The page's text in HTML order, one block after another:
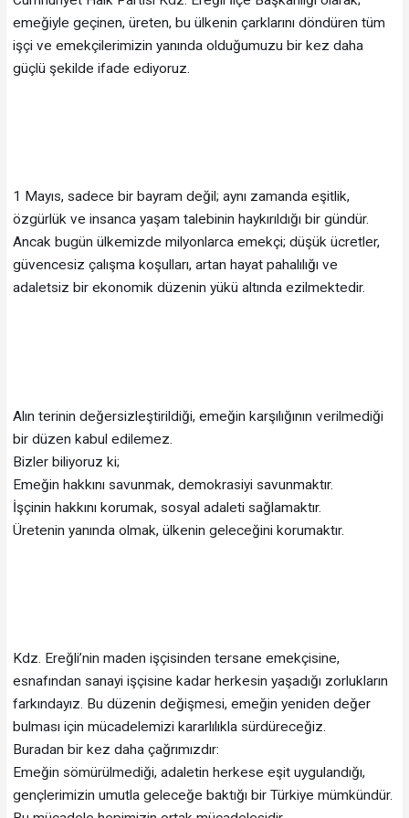
emeğiyle geçinen, üreten, bu ülkenin çarklarını döndüren tüm
işçi ve emekçilerimizin yanında olduğumuzu bir kez daha
güçlü şekilde ifade ediyoruz.
1 Mayıs, sadece bir bayram değil; aynı zamanda eşitlik,
özgürlük ve insanca yaşam talebinin haykırıldığı bir gündür.
Ancak bugün ülkemizde milyonlarca emekçi; düşük ücretler,
güvencesiz çalışma koşulları, artan hayat pahalılığı ve
adaletsiz bir ekonomik düzenin yükü altında ezilmektedir.
Alın terinin değersizleştirildiği, emeğin karşılığının verilmediği
bir düzen kabul edilemez.
Bizler biliyoruz ki;
Emeğin hakkını savunmak, demokrasiyi savunmaktır.
İşçinin hakkını korumak, sosyal adaleti sağlamaktır.
Üretenin yanında olmak, ülkenin geleceğini korumaktır.
Kdz. Ereğli’nin maden işçisinden tersane emekçisine,
esnafından sanayi işçisine kadar herkesin yaşadığı zorlukların
farkındayız. Bu düzenin değişmesi, emeğin yeniden değer
bulması için mücadelemizi kararlılıkla sürdüreceğiz.
Buradan bir kez daha çağrımızdır:
Emeğin sömürülmediği, adaletin herkese eşit uygulandığı,
gençlerimizin umutla geleceğe baktığı bir Türkiye mümkündür.